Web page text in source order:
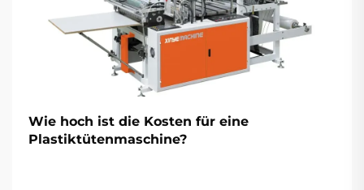
Wie hoch ist die Kosten für eine
Plastiktütenmaschine?